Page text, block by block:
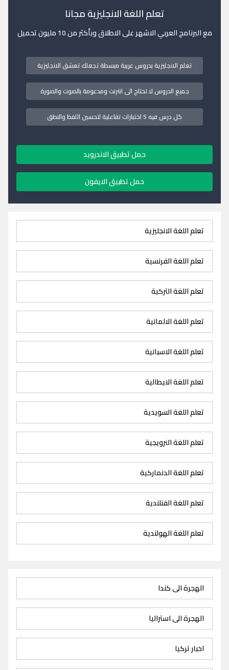
تعلم اللغة الانجليزية مجانا
مع البرنامج العربي الاشهر على الاطلاق وبأكثر من 10 مليون تحميل
تعلم الانجليزية بدروس عربية مبسطة تجعلك تعشق الانجليزية
جميع الدروس لا تحتاج الى انترنت ومدعومة بالصوت والصورة
كل درس فيه 5 اختبارات تفاعلية لتحسين اللفظ والنطق
حمل تطبيق الاندرويد
حمل تطبيق الايفون
تعلم اللغة الانجليزية
تعلم اللغة الفرنسية
تعلم اللغة التركية
تعلم اللغة الالمانية
تعلم اللغة الاسبانية
تعلم اللغة الايطالية
تعلم اللغة السويدية
تعلم اللغة النرويجية
تعلم اللغة الدنماركية
تعلم اللغة الفنلندية
تعلم اللغة الهولندية
الهجرة الى كندا
الهجرة الى استراليا
اخبار تركيا